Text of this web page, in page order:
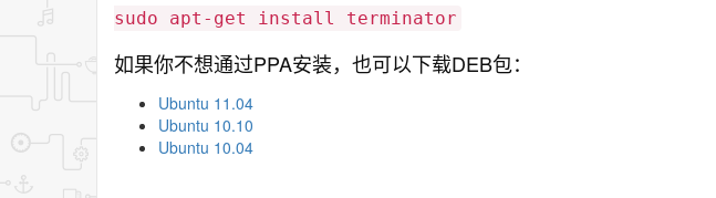
sudo apt-get install terminator
如果你不想通过PPA安装，也可以下载DEB包：
Ubuntu 11.04
Ubuntu 10.10
Ubuntu 10.04